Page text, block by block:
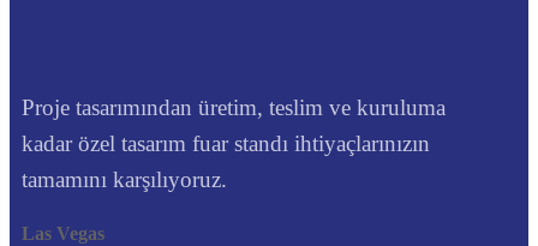
Proje tasarımından üretim, teslim ve kuruluma
kadar özel tasarım fuar standı ihtiyaçlarınızın
tamamını karşılıyoruz.
Las Vegas